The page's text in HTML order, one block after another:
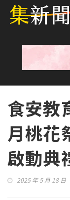
食安教
月桃花
啟動典
2025 年 5 月 18 日